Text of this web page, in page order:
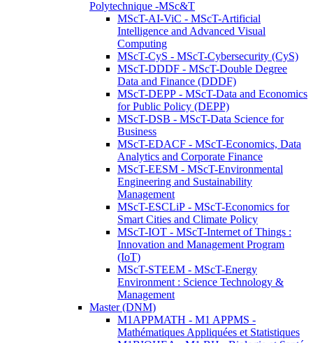
Polytechnique -MSc&T
MScT-AI-ViC - MScT-Artificial
Intelligence and Advanced Visual
Computing
MScT-CyS - MScT-Cybersecurity (CyS)
MScT-DDDF - MScT-Double Degree
Data and Finance (DDDF)
MScT-DEPP - MScT-Data and Economics
for Public Policy (DEPP)
MScT-DSB - MScT-Data Science for
Business
MScT-EDACF - MScT-Economics, Data
Analytics and Corporate Finance
MScT-EESM - MScT-Environmental
Engineering and Sustainability
Management
MScT-ESCLiP - MScT-Economics for
Smart Cities and Climate Policy
MScT-IOT - MScT-Internet of Things :
Innovation and Management Program
(IoT)
MScT-STEEM - MScT-Energy
Environment : Science Technology &
Management
Master (DNM)
M1APPMATH - M1 APPMS -
Mathématiques Appliquées et Statistiques